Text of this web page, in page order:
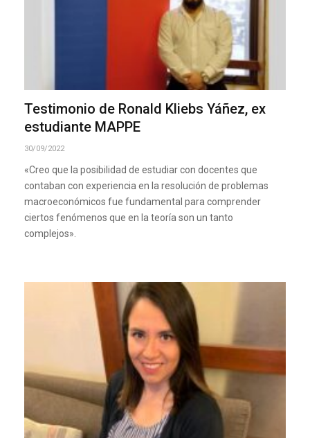
Testimonio de Ronald Kliebs Yáñez, ex
estudiante MAPPE
30/09/2022
«Creo que la posibilidad de estudiar con docentes que
contaban con experiencia en la resolución de problemas
macroeconómicos fue fundamental para comprender
ciertos fenómenos que en la teoría son un tanto
complejos».